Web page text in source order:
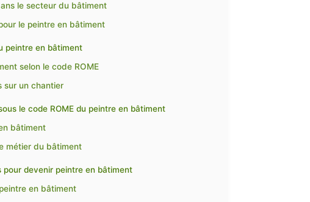
le secteur du bâtiment
le peintre en bâtiment
peintre en bâtiment
selon le code ROME
sur un chantier
le code ROME du peintre en bâtiment
bâtiment
métier du bâtiment
devenir peintre en bâtiment
en bâtiment